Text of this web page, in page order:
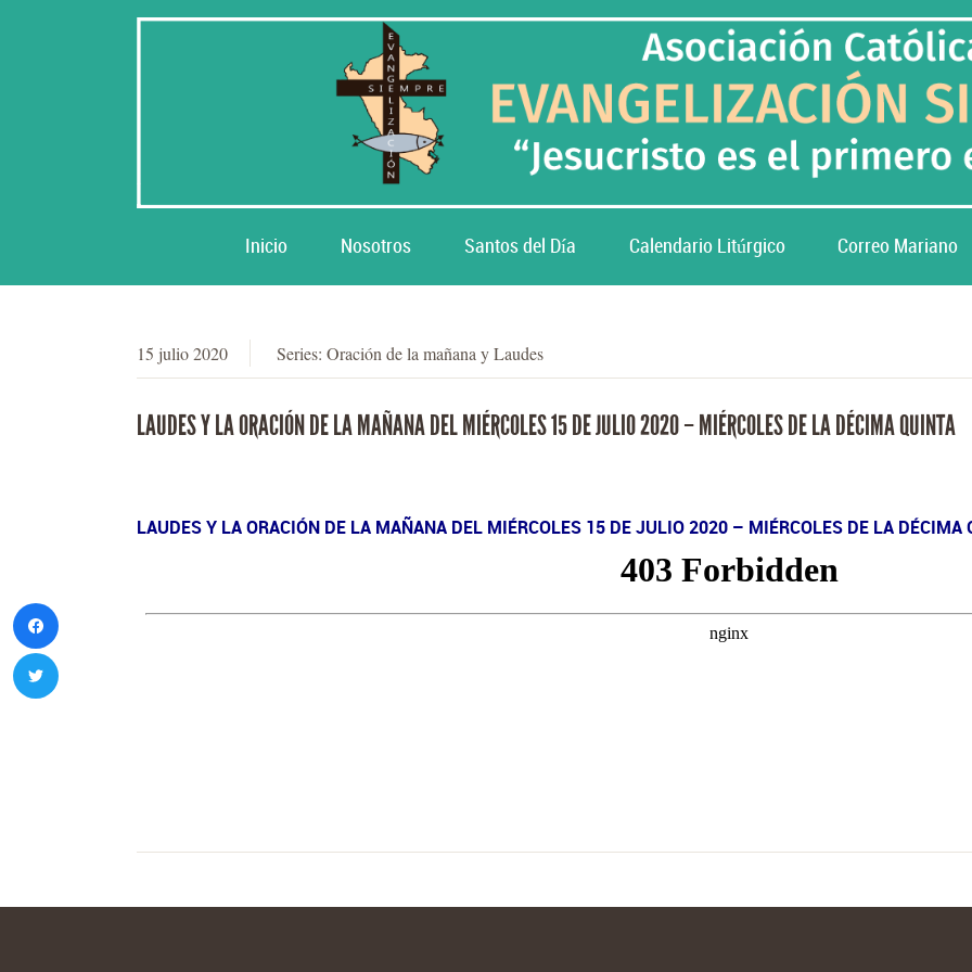
Inicio Nosotros Santos del Día Calendario Litúrgico Correo Mariano
15 julio 2020 Series: Oración de la mañana y Laudes
LAUDES Y LA ORACIÓN DE LA MAÑANA DEL MIÉRCOLES 15 DE JULIO 2020 – MIÉRCOLES DE LA DÉCIMA QUINTA
LAUDES Y LA ORACIÓN DE LA MAÑANA DEL MIÉRCOLES 15 DE JULIO 2020 – MIÉRCOLES DE LA DÉCIMA